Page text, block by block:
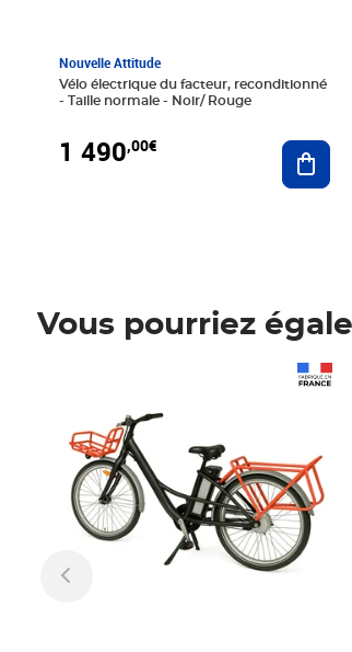
Nouvelle Attitude
Vélo électrique du facteur, reconditionné
- Taille normale - Noir/ Rouge
1 490,00€
Vous pourriez